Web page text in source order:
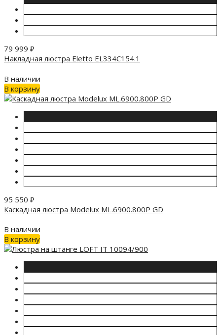
79 999 ₽
Накладная люстра Eletto EL334C154.1
В наличии
В корзину
95 550 ₽
Каскадная люстра Modelux ML.6900.800P GD
В наличии
В корзину